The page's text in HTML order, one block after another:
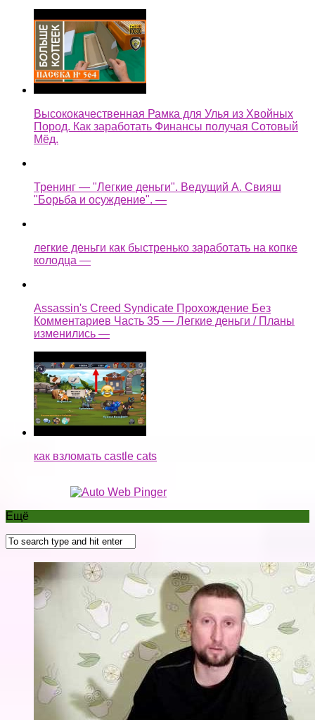
Высококачественная Рамка для Улья из Хвойных
Пород. Как заработать Финансы получая Сотовый
Мёд.
Тренинг — "Легкие деньги". Ведущий А. Свияш
"Борьба и осуждение". —
легкие деньги как быстренько заработать на копке
колодца —
Assassin's Creed Syndicate Прохождение Без
Комментариев Часть 35 — Легкие деньги / Планы
изменились —
как взломать castle cats
Ещё